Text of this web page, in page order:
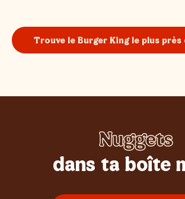
Trouve le Burger King le plus près
Whopper
Nuggets
Frites
Burgers
Poulet
Sundae
dans ta boîte